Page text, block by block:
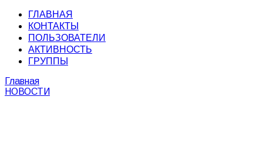
ГЛАВНАЯ
КОНТАКТЫ
ПОЛЬЗОВАТЕЛИ
АКТИВНОСТЬ
ГРУППЫ
Главная
НОВОСТИ